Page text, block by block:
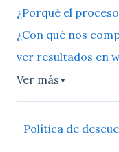
¿Porqué el
¿Con qué nos
ver resultados en
Ver más ▼
Política de